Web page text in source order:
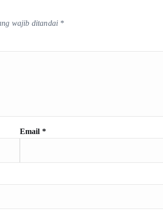
wajib ditandai *
Email *